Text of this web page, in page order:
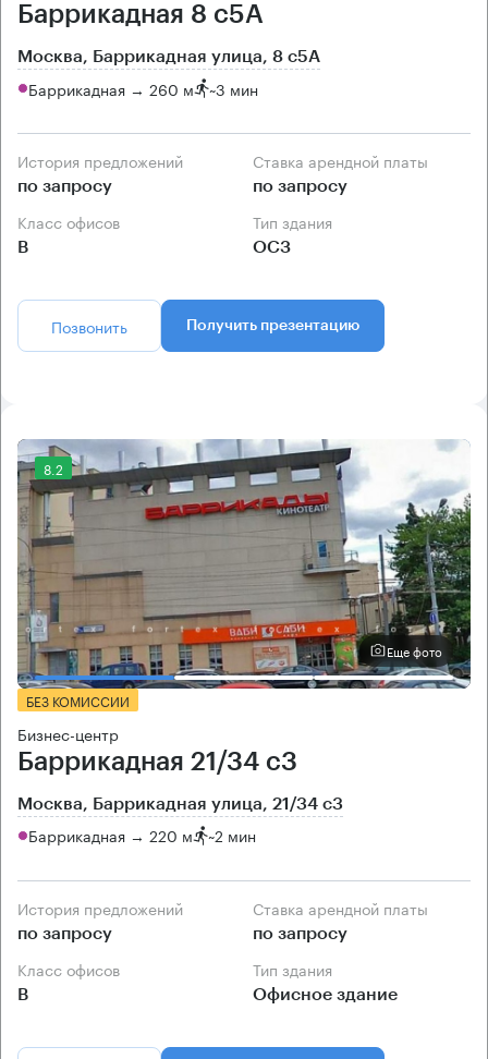
Баррикадная 8 с5А
Москва, Баррикадная улица, 8 с5А
Баррикадная → 260 м ~3 мин
История предложений
по запросу
Ставка арендной платы
по запросу
Класс офисов
B
Тип здания
ОСЗ
Позвонить Получить презентацию
8.2
Еще фото
БЕЗ КОМИССИИ
Бизнес-центр
Баррикадная 21/34 с3
Москва, Баррикадная улица, 21/34 с3
Баррикадная → 220 м ~2 мин
История предложений
по запросу
Ставка арендной платы
по запросу
Класс офисов
B
Тип здания
Офисное здание